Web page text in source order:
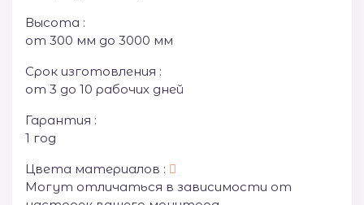
Высота :
от 300 мм до 3000 мм
Срок изготовления :
от 3 до 10 рабочих дней
Гарантия :
1 год
Цвета материалов :
Могут отличаться в зависимости от